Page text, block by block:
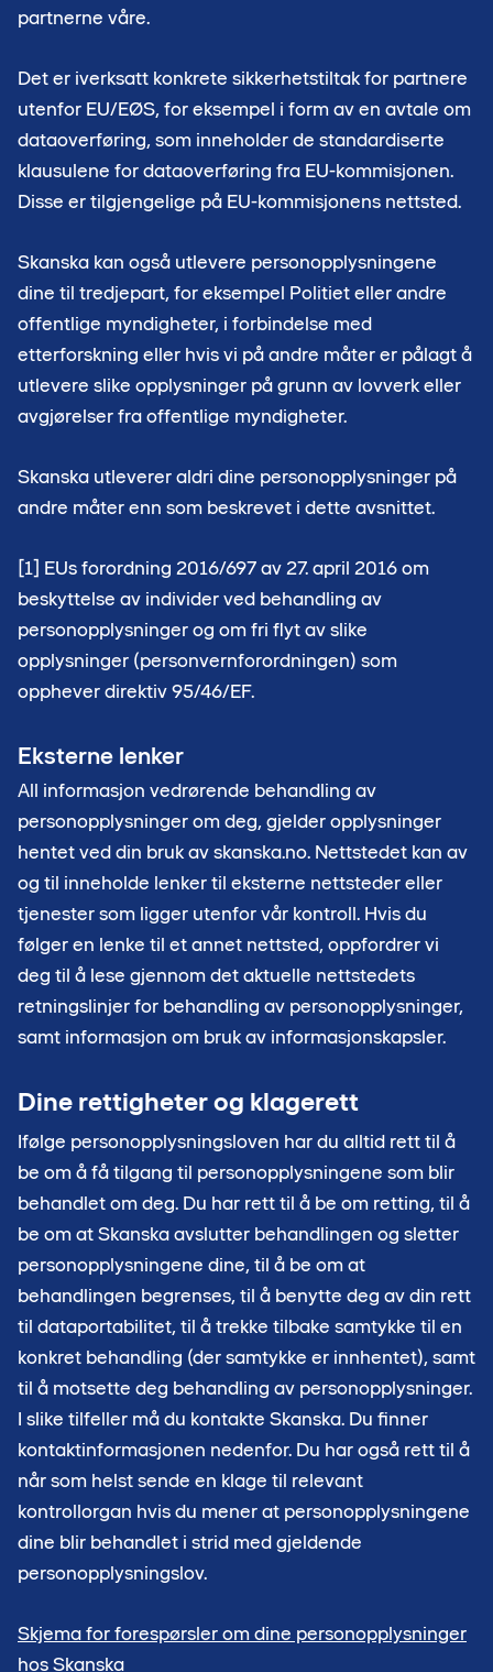
partnerne våre.
Det er iverksatt konkrete sikkerhetstiltak for partnere
utenfor EU/EØS, for eksempel i form av en avtale om
dataoverføring, som inneholder de standardiserte
klausulene for dataoverføring fra EU-kommisjonen.
Disse er tilgjengelige på EU-kommisjonens nettsted.
Skanska kan også utlevere personopplysningene
dine til tredjepart, for eksempel Politiet eller andre
offentlige myndigheter, i forbindelse med
etterforskning eller hvis vi på andre måter er pålagt å
utlevere slike opplysninger på grunn av lovverk eller
avgjørelser fra offentlige myndigheter.
Skanska utleverer aldri dine personopplysninger på
andre måter enn som beskrevet i dette avsnittet.
[1] EUs forordning 2016/697 av 27. april 2016 om
beskyttelse av individer ved behandling av
personopplysninger og om fri flyt av slike
opplysninger (personvernforordningen) som
opphever direktiv 95/46/EF.
Eksterne lenker
All informasjon vedrørende behandling av
personopplysninger om deg, gjelder opplysninger
hentet ved din bruk av skanska.no. Nettstedet kan av
og til inneholde lenker til eksterne nettsteder eller
tjenester som ligger utenfor vår kontroll. Hvis du
følger en lenke til et annet nettsted, oppfordrer vi
deg til å lese gjennom det aktuelle nettstedets
retningslinjer for behandling av personopplysninger,
samt informasjon om bruk av informasjonskapsler.
Dine rettigheter og klagerett
Ifølge personopplysningsloven har du alltid rett til å
be om å få tilgang til personopplysningene som blir
behandlet om deg. Du har rett til å be om retting, til å
be om at Skanska avslutter behandlingen og sletter
personopplysningene dine, til å be om at
behandlingen begrenses, til å benytte deg av din rett
til dataportabilitet, til å trekke tilbake samtykke til en
konkret behandling (der samtykke er innhentet), samt
til å motsette deg behandling av personopplysninger.
I slike tilfeller må du kontakte Skanska. Du finner
kontaktinformasjonen nedenfor. Du har også rett til å
når som helst sende en klage til relevant
kontrollorgan hvis du mener at personopplysningene
dine blir behandlet i strid med gjeldende
personopplysningslov.
Skjema for forespørsler om dine personopplysninger
hos Skanska